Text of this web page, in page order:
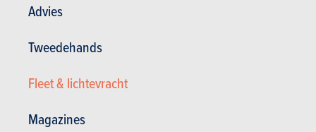
Advies
Tweedehands
Fleet & lichtevracht
Magazines